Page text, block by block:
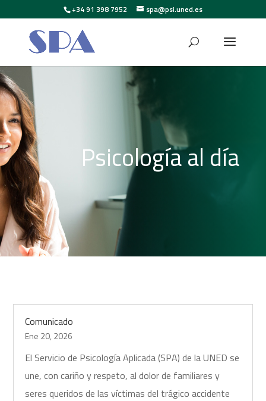
+34 91 398 7952 spa@psi.uned.es
Psicología al día
Comunicado
Ene 20, 2026
El Servicio de Psicología Aplicada (SPA) de la UNED se
une, con cariño y respeto, al dolor de familiares y
seres queridos de las víctimas del trágico accidente